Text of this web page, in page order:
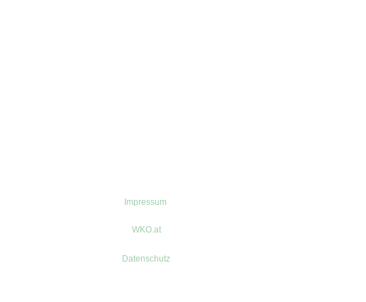
Impressum
WKO.at
Datenschutz